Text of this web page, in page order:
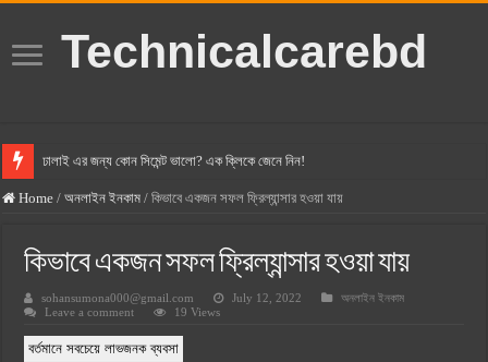
Technicalcarebd
ঢালাই এর জন্য কোন সিমেন্ট ভালো? এক ক্লিকে জেনে নিন!
বসুন্ধরা সিমেন্ট এর দাম ২০২৫
হোলসিম সিমেন্ট দাম ২০২৫
সুপারক্রিট সিমেন্ট দাম ২০২৫
জুডিশিয়াল ম্যাজিস্ট্রেট কি? জুডিশিয়াল ম্যাজিস্ট্রেট এর সুযোগ সুবিধা
Home / অনলাইন ইনকাম / কিভাবে একজন সফল ফ্রিল্যান্সার হওয়া যায়
কিভাবে একজন সফল ফ্রিল্যান্সার হওয়া যায়
sohansumona000@gmail.com July 12, 2022
অনলাইন ইনকাম
Leave a comment
19 Views
বর্তমানে সবচেয়ে লাভজনক ব্যবসা